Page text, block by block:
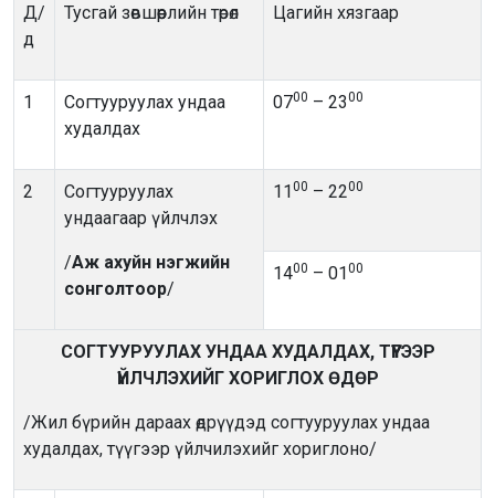
Д/
д
Тусгай зөвшөөрлийн төрөл Цагийн хязгаар
1
Согтууруулах ундаа
худалдах
0700 – 2300
2
Согтууруулах
ундаагаар үйлчлэх
/Аж ахуйн нэгжийн
сонголтоор/
1100 – 2200
1400 – 0100
СОГТУУРУУЛАХ УНДАА ХУДАЛДАХ, ТҮҮГЭЭР
ҮЙЛЧЛЭХИЙГ ХОРИГЛОХ ӨДӨР
/Жил бүрийн дараах өдрүүдэд согтууруулах ундаа
худалдах, түүгээр үйлчилэхийг хориглоно/